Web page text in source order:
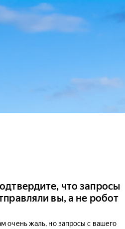
что запросы
вы, а не робот
очень жаль, но запросы с вашего